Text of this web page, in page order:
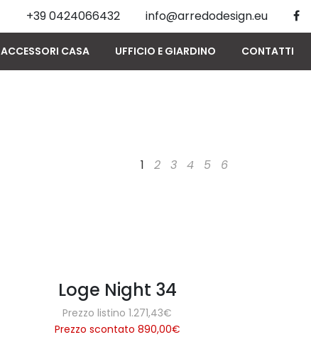
+39 0424066432 info@arredodesign.eu
ACCESSORI CASA UFFICIO E GIARDINO CONTATTI
1 2 3 4 5
6
Loge Night 34
Prezzo listino 1.271,43€
Prezzo scontato 890,00€